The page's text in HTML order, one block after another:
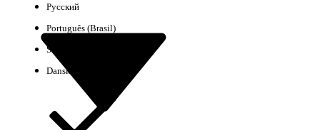
Русский
Português (Brasil)
Suomi
Dansk